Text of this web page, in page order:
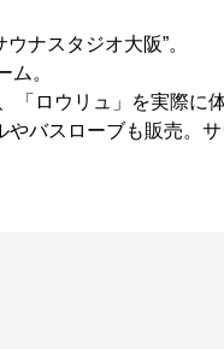
ナスタジオ大阪”。
ム。
「ロウリュ」を実際に
バスローブも販売。